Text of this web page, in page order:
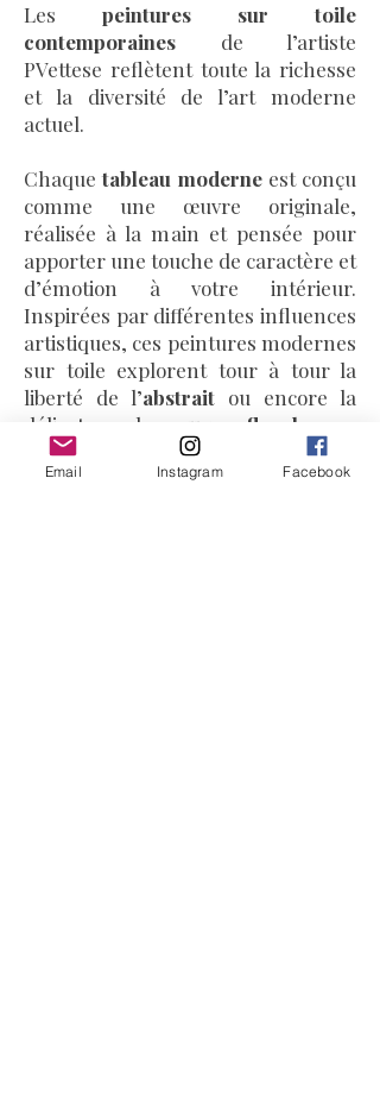
Les peintures sur toile
contemporaines de l’artiste
PVettese reflètent toute la richesse
et la diversité de l’art moderne
actuel.
Chaquetableau moderneest conçu
comme une œuvre originale,
réalisée à la main et pensée pour
apporter une touche de caractère et
d’émotion à votre intérieur.
Inspirées par différentes influences
artistiques, ces peintures modernes
sur toile explorent tour à tour la
liberté de l’abstrait ou encore la
délicatesse des
oeuvres florales
Ces
tableaux modernes et
Email Instagram Facebook